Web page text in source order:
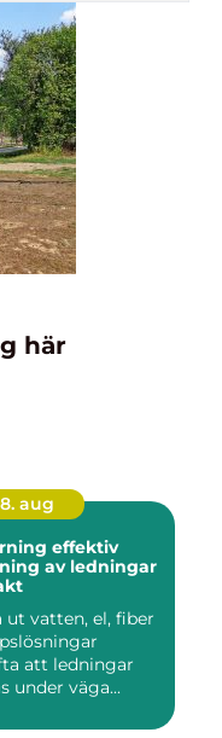
här
aug
av ledningar
vatten, el, fiber
att ledningar
under väga...